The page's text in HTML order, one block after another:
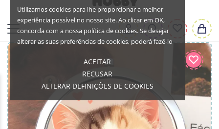
Utilizamos cookies para lhe proporcionar a melhor
experiência possível no nosso site. Ao clicar em OK,
concorda com a nossa política de cookies. Se desejar
alterar as suas preferências de cookies, poderá fazê-lo
ACEITAR
RECUSAR
ALTERAR DEFINIÇÕES DE COOKIES